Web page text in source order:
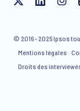
J'accepte
avez la
diffusion à
© 2016 - 2025 Ipsos
Mentions légales
Droits des